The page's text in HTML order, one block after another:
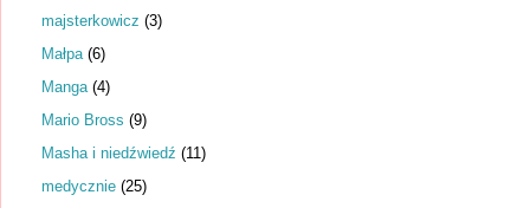
majsterkowicz (3)
Małpa (6)
Manga (4)
Mario Bross (9)
Masha i niedźwiedź (11)
medycznie (25)